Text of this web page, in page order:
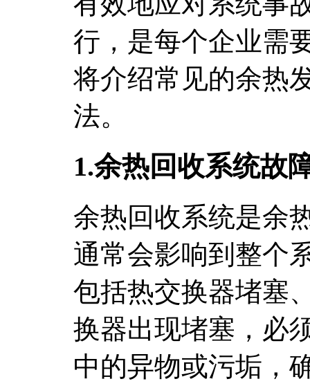
行，是每个企业需
将介绍常见的余热
法。
1.余热回收系统故
余热回收系统是余
通常会影响到整个
包括热交换器堵塞
换器出现堵塞，必
中的异物或污垢，